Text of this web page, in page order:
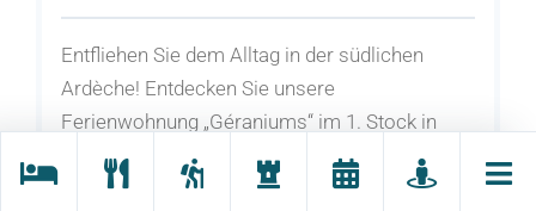
Entfliehen Sie dem Alltag in der südlichen
Ardèche! Entdecken Sie unsere
Ferienwohnung „Géraniums“ im 1. Stock in
ruhiger Lage, sehr sonnig und mit einem
schönen Panoramablick auf die Natur, um